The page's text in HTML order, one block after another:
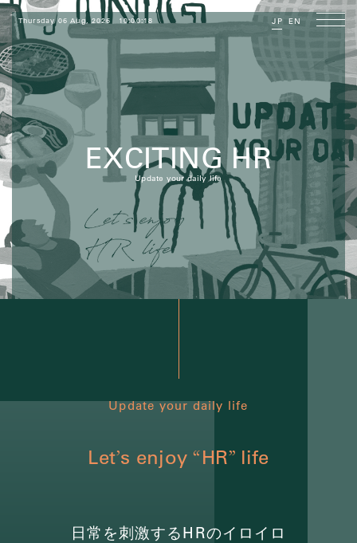
Thursday 06 Aug, 2026 10:00:19 JP EN
EXCITING HR
Update your daily life
Update your daily life
Let’s enjoy “HR” life
日常を刺激するHRのイロイロ